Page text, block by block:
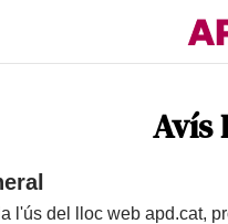
Avís
l'ús del lloc web apd.cat,